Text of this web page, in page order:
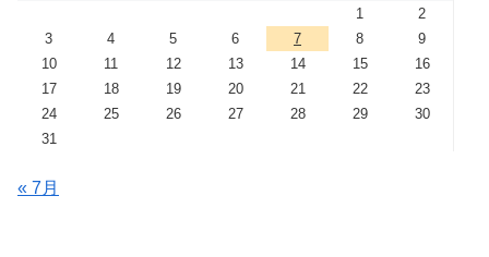
1
2
3
4 5 6 7 8
9
10
11 12 13 14 15
16
17
18 19 20 21 22
23
24
25 26 27 28 29
30
31
« 7月